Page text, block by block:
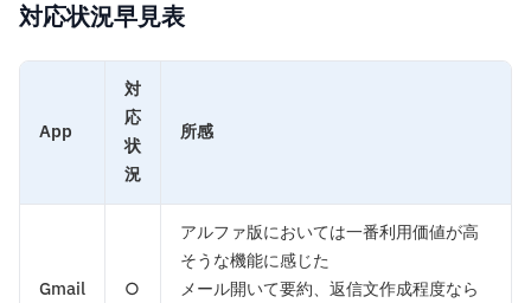
対応状況早見表
App
対
応
状
況
所感
Gmail ○
アルファ版においては一番利用価値が高
そうな機能に感じた
メール開いて要約、返信文作成程度なら